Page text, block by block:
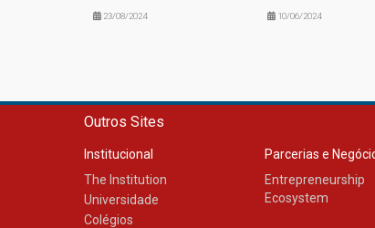
23/08/2024 10/06/2024
Outros Sites
Institucional
The Institution
Universidade
Colégios
Parcerias e
Entrepreneurship
Ecosystem